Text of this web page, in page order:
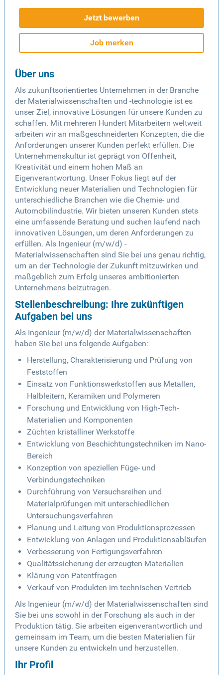
Jetzt bewerben
Job merken
Über uns
Als zukunftsorientiertes Unternehmen in der Branche
der Materialwissenschaften und -technologie ist es
unser Ziel, innovative Lösungen für unsere Kunden zu
schaffen. Mit mehreren Hundert Mitarbeitern weltweit
arbeiten wir an maßgeschneiderten Konzepten, die die
Anforderungen unserer Kunden perfekt erfüllen. Die
Unternehmenskultur ist geprägt von Offenheit,
Kreativität und einem hohen Maß an
Eigenverantwortung. Unser Fokus liegt auf der
Entwicklung neuer Materialien und Technologien für
unterschiedliche Branchen wie die Chemie- und
Automobilindustrie. Wir bieten unseren Kunden stets
eine umfassende Beratung und suchen laufend nach
innovativen Lösungen, um deren Anforderungen zu
erfüllen. Als Ingenieur (m/w/d) -
Materialwissenschaften sind Sie bei uns genau richtig,
um an der Technologie der Zukunft mitzuwirken und
maßgeblich zum Erfolg unseres ambitionierten
Unternehmens beizutragen.
Stellenbeschreibung: Ihre zukünftigen
Aufgaben bei uns
Als Ingenieur (m/w/d) der Materialwissenschaften
haben Sie bei uns folgende Aufgaben:
Herstellung, Charakterisierung und Prüfung von
Feststoffen
Einsatz von Funktionswerkstoffen aus Metallen,
Halbleitern, Keramiken und Polymeren
Forschung und Entwicklung von High-Tech-
Materialien und Komponenten
Züchten kristalliner Werkstoffe
Entwicklung von Beschichtungstechniken im Nano-
Bereich
Konzeption von speziellen Füge- und
Verbindungstechniken
Durchführung von Versuchsreihen und
Materialprüfungen mit unterschiedlichen
Untersuchungsverfahren
Planung und Leitung von Produktionsprozessen
Entwicklung von Anlagen und Produktionsabläufen
Verbesserung von Fertigungsverfahren
Qualitätssicherung der erzeugten Materialien
Klärung von Patentfragen
Verkauf von Produkten im technischen Vertrieb
Als Ingenieur (m/w/d) der Materialwissenschaften sind
Sie bei uns sowohl in der Forschung als auch in der
Produktion tätig. Sie arbeiten eigenverantwortlich und
gemeinsam im Team, um die besten Materialien für
unsere Kunden zu entwickeln und herzustellen.
Ihr Profil